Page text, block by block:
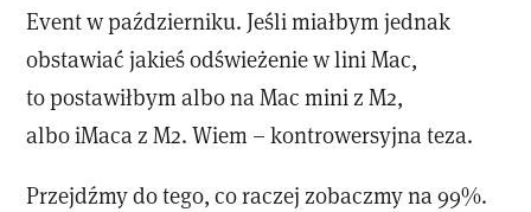
Event w październiku. Jeśli miałbym jednak
obstawiać jakieś odświeżenie w lini Mac,
to postawiłbym albo na Mac mini z M2,
albo iMaca z M2. Wiem – kontrowersyjna teza.
Przejdźmy do tego, co raczej zobaczmy na 99%.